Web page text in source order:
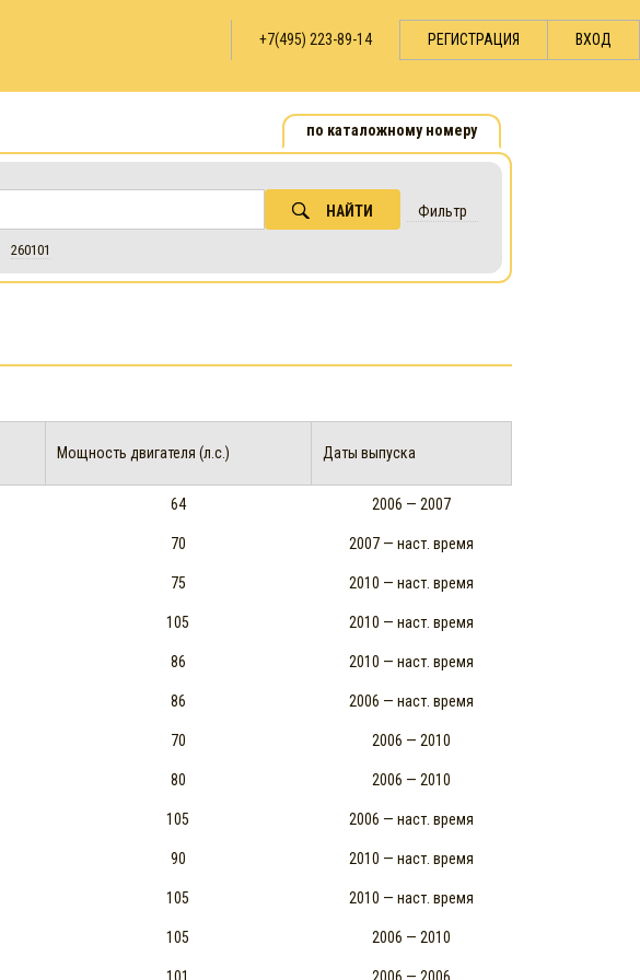
+7(495) 223-89-14 РЕГИСТРАЦИЯ ВХОД
по каталожному номеру
НАЙТИ Фильтр
260101
Мощность двигателя (л.с.) Даты выпуска
64 2006 — 2007
70 2007 — наст. время
75 2010 — наст. время
105 2010 — наст. время
86 2010 — наст. время
86 2006 — наст. время
70 2006 — 2010
80 2006 — 2010
105 2006 — наст. время
90 2010 — наст. время
105 2010 — наст. время
105 2006 — 2010